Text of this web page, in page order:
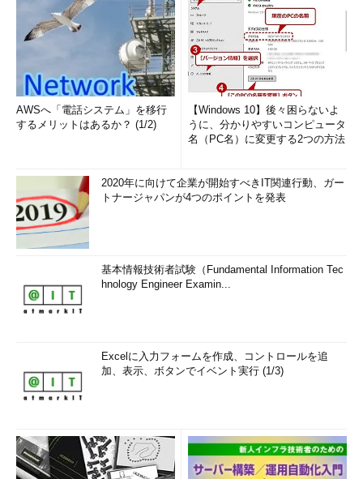
AWSへ「電話システム」を移行
するメリットはあるか？ (1/2)
【Windows 10】後々困らないよ
うに、分かりやすいコンピュータ
名（PC名）に変更する2つの方法
2020年に向けて企業が開始すべきIT関連行動、ガー
トナージャパンが4つのポイントを発表
基本情報技術者試験（Fundamental Information Tec
hnology Engineer Examin...
Excelに入力フォームを作成、コントロールを追
加、表示、ボタンでイベント実行 (1/3)